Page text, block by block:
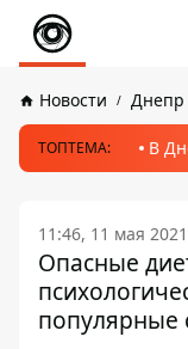
Новости Днепр
ТОПТЕМА: В
11:46, 11 мая 2021
Опасные
популярные